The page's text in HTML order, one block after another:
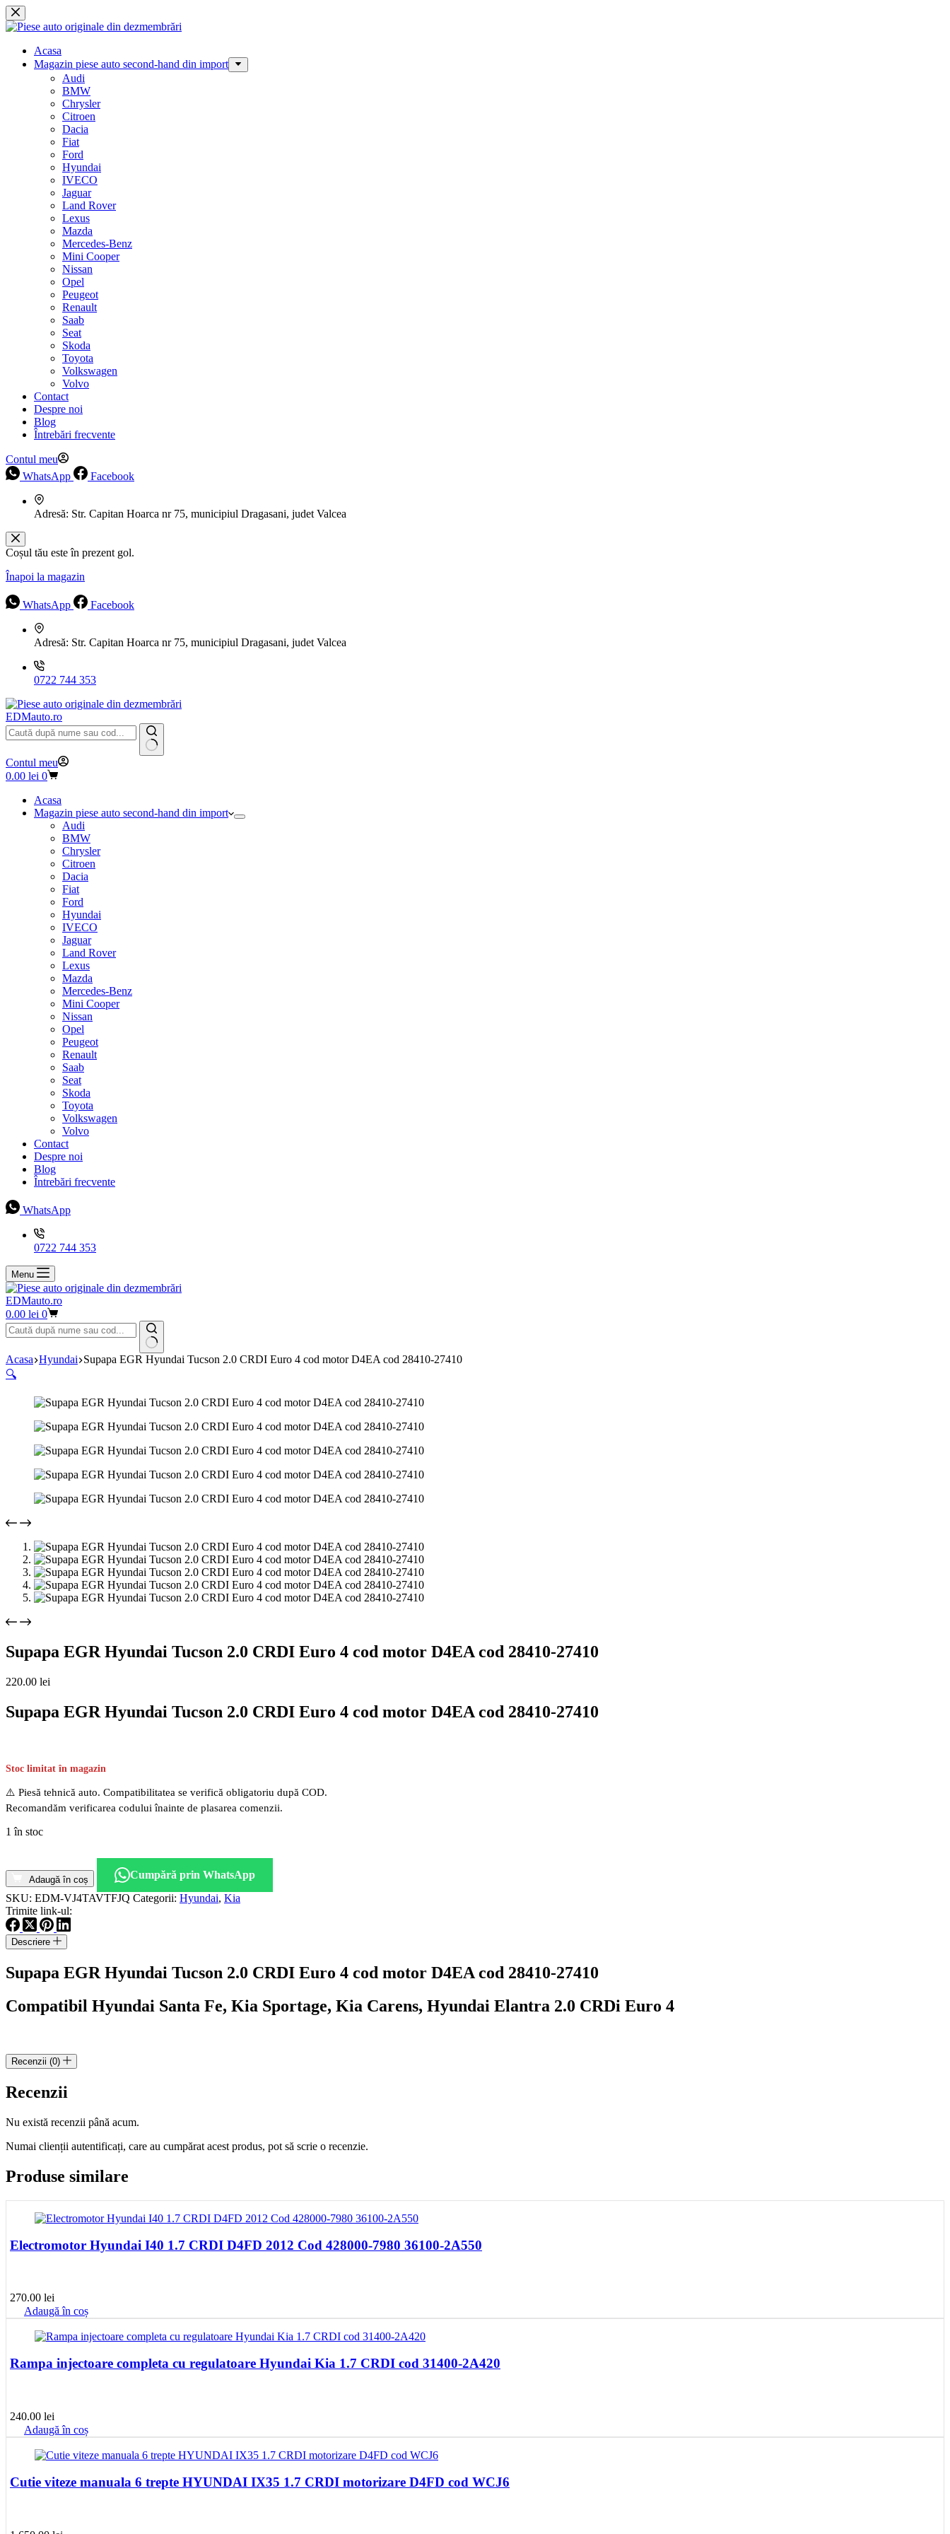
Sari
la
Acasa
Magazin piese auto second-hand din import
Audi
BMW
Chrysler
Citroen
Dacia
Fiat
Ford
Hyundai
IVECO
Jaguar
Land Rover
Lexus
Mazda
Mercedes-Benz
Mini Cooper
Nissan
Opel
Peugeot
Renault
Saab
Seat
Skoda
Toyota
Volkswagen
Volvo
Contact
Despre noi
Blog
Întrebări frecvente
Contul meu
WhatsApp
Facebook
Adresă: Str. Capitan Hoarca nr 75, municipiul Dragasani, judet Valcea
Coșul tău este în prezent gol.
Înapoi la magazin
WhatsApp Facebook
Adresă: Str. Capitan Hoarca nr 75, municipiul Dragasani, judet Valcea
0722 744 353
EDMauto.ro
Niciun
rezultat
Contul meu
Coș
cumpărături
0.00 lei 0
Acasa
Magazin piese auto second-hand din import
Audi
BMW
Chrysler
Citroen
Dacia
Fiat
Ford
Hyundai
IVECO
Jaguar
Land Rover
Lexus
Mazda
Mercedes-Benz
Mini Cooper
Nissan
Opel
Peugeot
Renault
Saab
Seat
Skoda
Toyota
Volkswagen
Volvo
Contact
Despre noi
Blog
Întrebări frecvente
WhatsApp
0722 744 353
Menu
EDMauto.ro
Coș
de
cumpărături
0.00 lei 0
Niciun
rezultat
Acasa Hyundai Supapa EGR Hyundai Tucson 2.0 CRDI Euro 4 cod motor D4EA cod 28410-27410
🔍
Supapa EGR Hyundai Tucson 2.0 CRDI Euro 4 cod motor D4EA cod 28410-27410
220.00 lei
Supapa EGR Hyundai Tucson 2.0 CRDI Euro 4 cod motor D4EA cod 28410-27410
Stoc limitat în magazin
⚠️ Piesă tehnică auto. Compatibilitatea se verifică obligatoriu după COD.
Recomandăm verificarea codului înainte de plasarea comenzii.
1 în stoc
Supapa
Hyundai
Tucson
2.0
CRDI
Euro
cod
motor
cod
Adaugă în coș
Cumpără prin WhatsApp
SKU: EDM-VJ4TAVTFJQ Categorii: Hyundai, Kia
Trimite link-ul:
Descriere
Supapa EGR Hyundai Tucson 2.0 CRDI Euro 4 cod motor D4EA cod 28410-27410
Compatibil Hyundai Santa Fe, Kia Sportage, Kia Carens, Hyundai Elantra 2.0 CRDi Euro 4
Recenzii (0)
Recenzii
Nu există recenzii până acum.
Numai clienții autentificați, care au cumpărat acest produs, pot să scrie o recenzie.
Produse similare
Electromotor Hyundai I40 1.7 CRDI D4FD 2012 Cod 428000-7980 36100-2A550
270.00 lei
Adaugă în coș
Rampa injectoare completa cu regulatoare Hyundai Kia 1.7 CRDI cod 31400-2A420
240.00 lei
Adaugă în coș
Cutie viteze manuala 6 trepte HYUNDAI IX35 1.7 CRDI motorizare D4FD cod WCJ6